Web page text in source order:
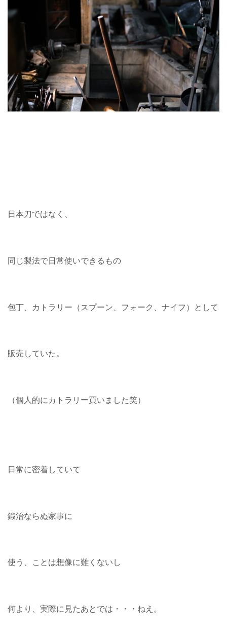
日本刀ではなく、
同じ製法で日常使いできるもの
包丁、カトラリー（スプーン、フォーク、ナイフ）として
販売していた。
（個人的にカトラリー買いました笑）
日常に密着していて
鍛治ならぬ家事に
使う、ことは想像に難くないし
何より、実際に見たあとでは・・・ねえ。